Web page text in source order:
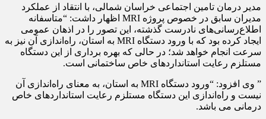
مدیر درمان تامین اجتماعی خراسان شمالی، با انتقاد از عملکرد
مدیران سابق در خصوص پروژه MRI اظهار داشت: “متاسفانه
اطلاع‌رسانی‌های نادرست گذشته، این تصور را در اذهان عمومی
ایجاد کرده بود که با ورود دستگاه MRI به استان، راه‌اندازی آن نیز به
سرعت انجام خواهد شد؛ در حالی که بهره برداری از این دستگاه
مستلزم رعایت استانداردهای خاص ساختمانی است.
” وی افزود: “ورود دستگاه MRI به استان، به معنای راه‌اندازی آن
نیست و راه‌اندازی این دستگاه مستلزم رعایت استانداردهای خاص
درمانی می باشد.